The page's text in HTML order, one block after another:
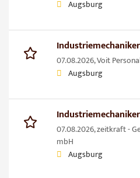
Augsburg
07.08.2026,Voit
Augsburg
07.08.2026,zeitkraft -
mbH
Augsburg